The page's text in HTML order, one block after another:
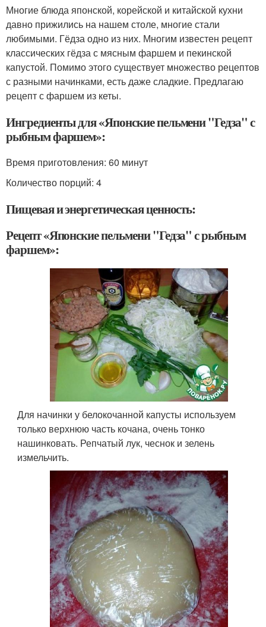
Многие блюда японской, корейской и китайской кухни
давно прижились на нашем столе, многие стали
любимыми. Гёдза одно из них. Многим известен рецепт
классических гёдза с мясным фаршем и пекинской
капустой. Помимо этого существует множество рецептов
с разными начинками, есть даже сладкие. Предлагаю
рецепт с фаршем из кеты.
Ингредиенты для «Японские пельмени "Гедза" с
рыбным фаршем»:
Время приготовления: 60 минут
Количество порций: 4
Пищевая и энергетическая ценность:
Рецепт «Японские пельмени "Гедза" с рыбным
фаршем»:
Для начинки у белокочанной капусты используем
только верхнюю часть кочана, очень тонко
нашинковать. Репчатый лук, чеснок и зелень
измельчить.